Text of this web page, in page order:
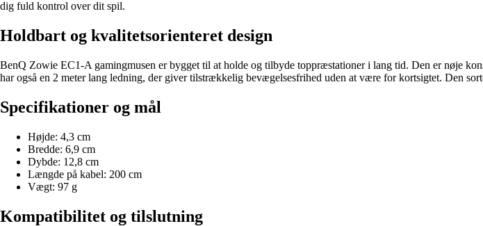
dig fuld kontrol over dit spil.
Holdbart og kvalitetsorienteret design
BenQ Zowie EC1-A gamingmusen er bygget til at holde og tilbyde toppræstationer i lang tid. Den er nøje
har også en 2 meter lang ledning, der giver tilstrækkelig bevægelsesfrihed uden at være for kortsigtet. Den
Specifikationer og mål
Højde: 4,3 cm
Bredde: 6,9 cm
Dybde: 12,8 cm
Længde på kabel: 200 cm
Vægt: 97 g
Kompatibilitet og tilslutning